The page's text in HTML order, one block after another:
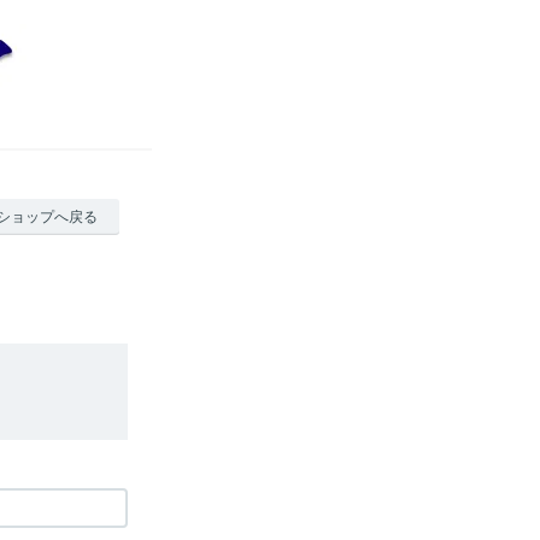
ョップへ戻る